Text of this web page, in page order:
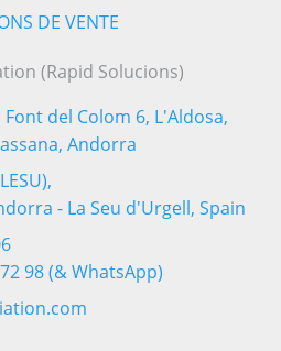
DE VENTE
(Rapid Solucions)
del Colom 6, L'Aldosa,
Andorra
- La Seu d'Urgell, Spain
98 (& WhatsApp)